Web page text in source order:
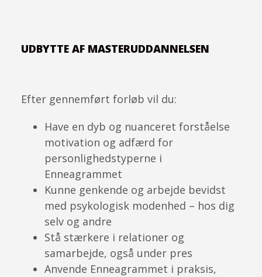
UDBYTTE AF MASTERUDDANNELSEN
Efter gennemført forløb vil du:
Have en dyb og nuanceret forståelse
motivation og adfærd for
personlighedstyperne i
Enneagrammet
Kunne genkende og arbejde bevidst
med psykologisk modenhed – hos dig
selv og andre
Stå stærkere i relationer og
samarbejde, også under pres
Anvende Enneagrammet i praksis,